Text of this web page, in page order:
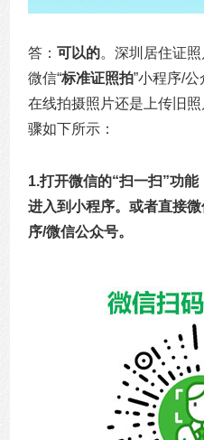
答：可以的。深圳居住证
微信“标准证照拍”小程序/
在线拍摄照片还是上传旧
骤如下所示：
1.打开微信的“扫一扫”功能
进入到小程序。或者直接
序/微信公众号。